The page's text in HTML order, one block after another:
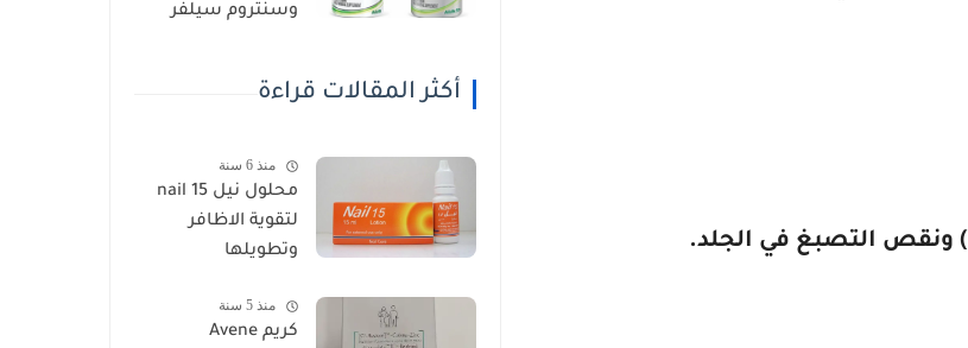
) ونقص التصبغ في الجلد.
وسنتروم سيلفر
أكثر المقالات قراءة
منذ 6 سنة
محلول نيل nail 15
لتقوية الاظافر
وتطويلها
منذ 5 سنة
كريم Avene